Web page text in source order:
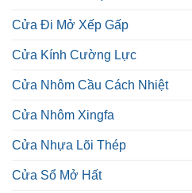
Cửa Đi Mở Xếp Gấp
Cửa Kính Cường Lực
Cửa Nhôm Cầu Cách Nhiệt
Cửa Nhôm Xingfa
Cửa Nhựa Lõi Thép
Cửa Sổ Mở Hất